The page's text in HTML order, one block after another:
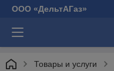
ООО «ДельтАГаз»
Товары и услуги